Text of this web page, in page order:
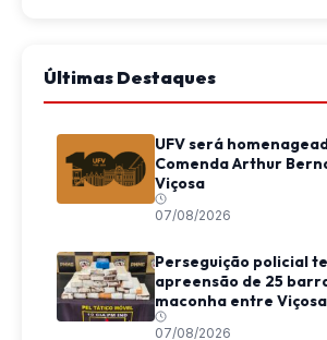
Últimas Destaques
UFV será
Comenda Arthur
Viçosa
07/08/2026
Perseguição policial
apreensão de 25
maconha entre
07/08/2026